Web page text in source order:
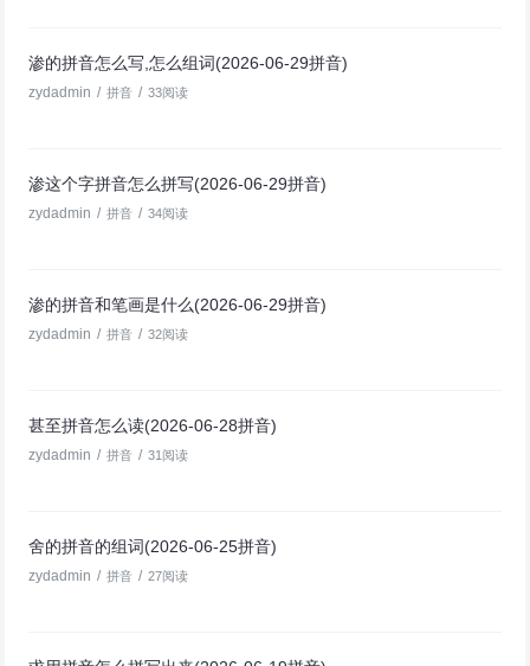
渗的拼音怎么写,怎么组词(2026-06-29拼音)
zydadmin / 拼音 / 33阅读
渗这个字拼音怎么拼写(2026-06-29拼音)
zydadmin / 拼音 / 34阅读
渗的拼音和笔画是什么(2026-06-29拼音)
zydadmin / 拼音 / 32阅读
甚至拼音怎么读(2026-06-28拼音)
zydadmin / 拼音 / 31阅读
舍的拼音的组词(2026-06-25拼音)
zydadmin / 拼音 / 27阅读